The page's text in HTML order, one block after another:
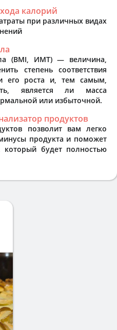
калорий
при различных видах
(BMI, ИМТ) — величина,
степень соответствия
его роста и, тем самым,
является ли масса
или избыточной.
продуктов
позволит вам легко
продукта и поможет
который будет полностью